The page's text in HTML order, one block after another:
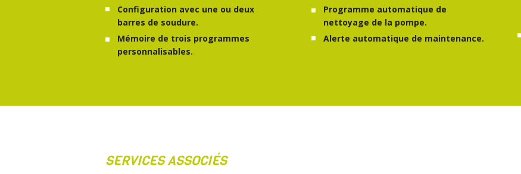
Configuration avec une ou deux
barres de soudure.
Mémoire de trois programmes
personnalisables.
Programme automatique de
nettoyage de la pompe.
Alerte automatique de maintenance.
SERVICES ASSOCIÉS